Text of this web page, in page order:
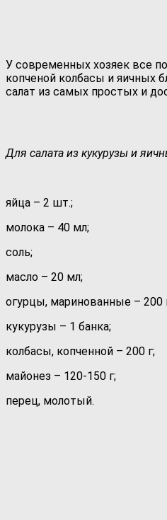
У современных хозяек все
копченой колбасы и яичных
салат из самых простых и
Для салата из кукурузы и
яйца – 2 шт.;
молока – 40 мл;
соль;
масло – 20 мл;
огурцы, маринованные – 200
кукурузы – 1 банка;
колбасы, копченной – 200 г;
майонез – 120-150 г;
перец, молотый.